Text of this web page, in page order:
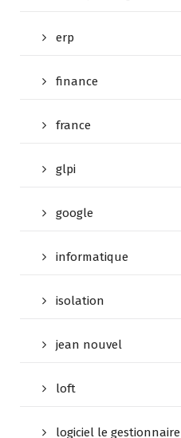
erp
finance
france
glpi
google
informatique
isolation
jean nouvel
loft
logiciel le gestionnaire